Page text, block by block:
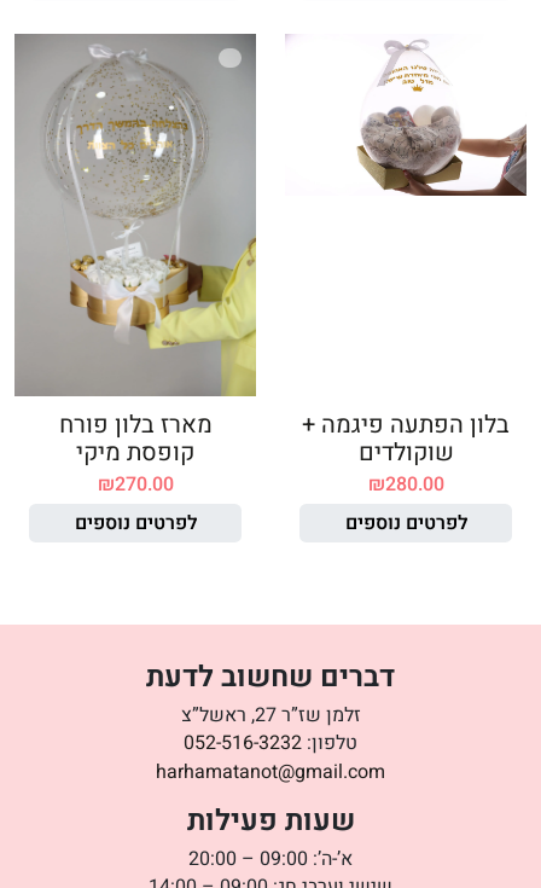
בלון הפתעה פיגמה +
שוקולדים
₪280.00
לפרטים נוספים
מארז בלון פורח
קופסת מיקי
₪270.00
לפרטים נוספים
דברים שחשוב לדעת
זלמן שז”ר 27, ראשל”צ
טלפון: 052-516-3232
harhamatanot@gmail.com
שעות פעילות
א’-ה’: 09:00 – 20:00